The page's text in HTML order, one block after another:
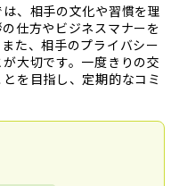
、相手の文化や習慣を理
仕方やビジネスマナーを
た、相手のプライバシー
大切です。一度きりの交
を目指し、定期的なコミ